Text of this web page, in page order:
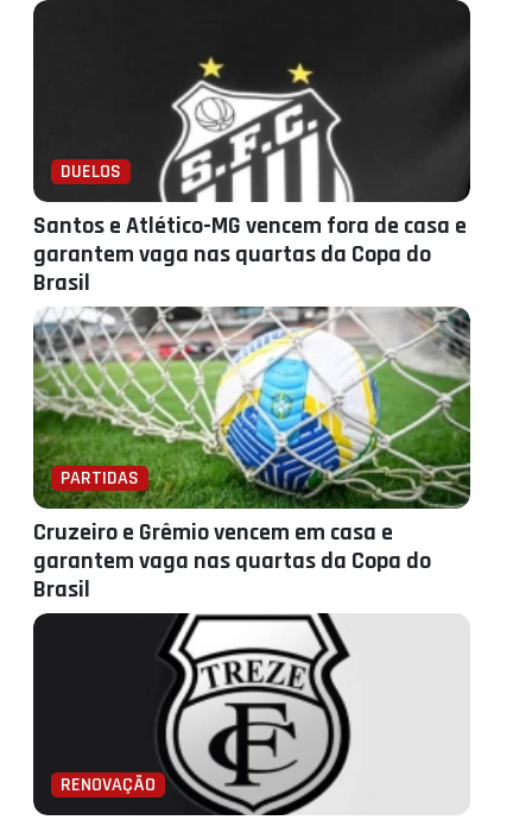
DUELOS
Santos e Atlético-MG vencem fora de casa e
garantem vaga nas quartas da Copa do
Brasil
PARTIDAS
Cruzeiro e Grêmio vencem em casa e
garantem vaga nas quartas da Copa do
Brasil
RENOVAÇÃO